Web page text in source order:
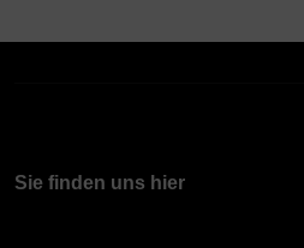
Sie finden uns hier